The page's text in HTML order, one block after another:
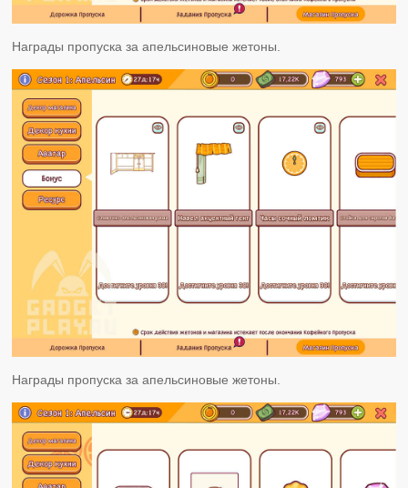
Награды пропуска за апельсиновые жетоны.
Награды пропуска за апельсиновые жетоны.